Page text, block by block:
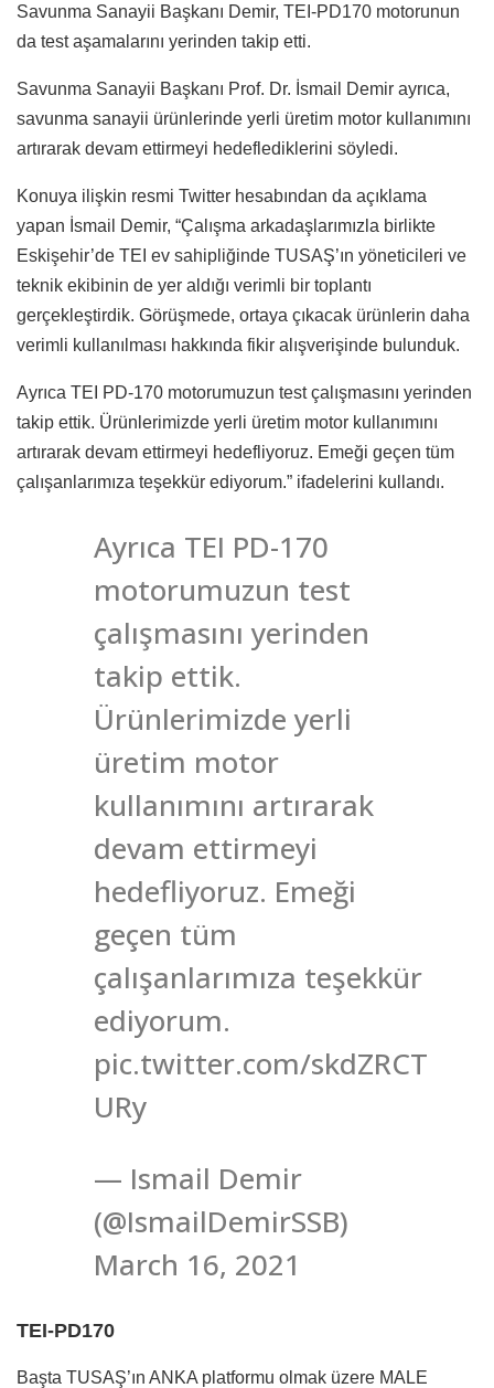
Savunma Sanayii Başkanı Demir, TEI-PD170 motorunun
da test aşamalarını yerinden takip etti.
Savunma Sanayii Başkanı Prof. Dr. İsmail Demir ayrıca,
savunma sanayii ürünlerinde yerli üretim motor kullanımını
artırarak devam ettirmeyi hedeflediklerini söyledi.
Konuya ilişkin resmi Twitter hesabından da açıklama
yapan İsmail Demir, “Çalışma arkadaşlarımızla birlikte
Eskişehir’de TEI ev sahipliğinde TUSAŞ’ın yöneticileri ve
teknik ekibinin de yer aldığı verimli bir toplantı
gerçekleştirdik. Görüşmede, ortaya çıkacak ürünlerin daha
verimli kullanılması hakkında fikir alışverişinde bulunduk.
Ayrıca TEI PD-170 motorumuzun test çalışmasını yerinden
takip ettik. Ürünlerimizde yerli üretim motor kullanımını
artırarak devam ettirmeyi hedefliyoruz. Emeği geçen tüm
çalışanlarımıza teşekkür ediyorum.” ifadelerini kullandı.
Ayrıca TEI PD-170
motorumuzun test
çalışmasını yerinden
takip ettik.
Ürünlerimizde yerli
üretim motor
kullanımını artırarak
devam ettirmeyi
hedefliyoruz. Emeği
geçen tüm
çalışanlarımıza teşekkür
ediyorum.
pic.twitter.com/skdZRCT
URy
— Ismail Demir
(@IsmailDemirSSB)
March 16, 2021
TEI-PD170
Başta TUSAŞ’ın ANKA platformu olmak üzere MALE